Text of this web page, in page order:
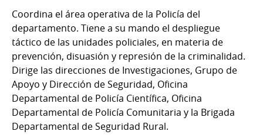
Coordina el área operativa de la Policía del
departamento. Tiene a su mando el despliegue
táctico de las unidades policiales, en materia de
prevención, disuasión y represión de la criminalidad.
Dirige las direcciones de Investigaciones, Grupo de
Apoyo y Dirección de Seguridad, Oficina
Departamental de Policía Científica, Oficina
Departamental de Policía Comunitaria y la Brigada
Departamental de Seguridad Rural.